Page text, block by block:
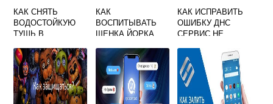
КАК СНЯТЬ
ВОДОСТОЙКУЮ
ТУШЬ В
УСЛОВИЯХ БЕЗ
СПЕЦИАЛЬНОЙ
ЖИДКОСТИ
КАК
ВОСПИТЫВАТЬ
ЩЕНКА ЙОРКА
КАК ИСПРАВИТЬ
ОШИБКУ ДНС
СЕРВИС НЕ